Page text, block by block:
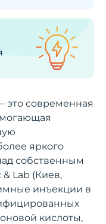
это современная
яркого
собственным
Lab (Киев,
инъекции в
кислоты,